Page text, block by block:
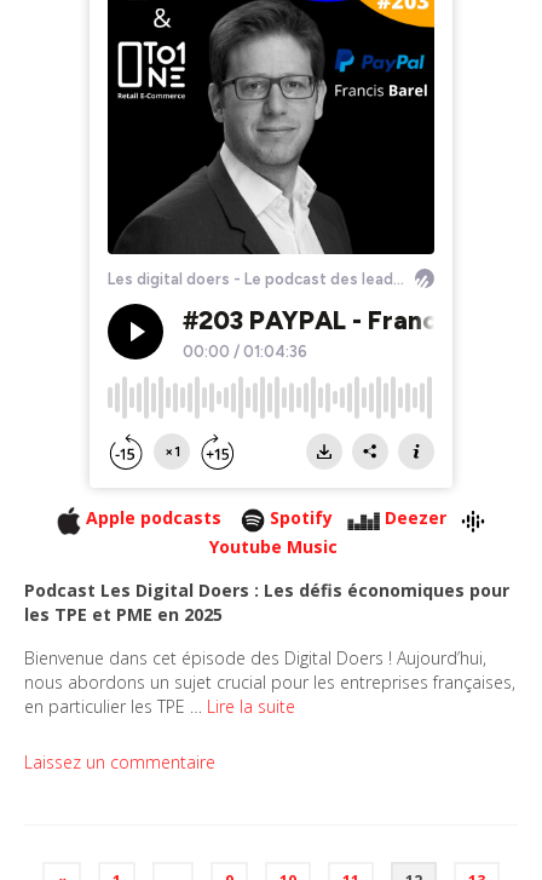
Apple podcasts Spotify
Deezer
Youtube Music
Podcast Les Digital Doers : Les défis économiques pour
les TPE et PME en 2025
Bienvenue dans cet épisode des Digital Doers ! Aujourd’hui,
nous abordons un sujet crucial pour les entreprises françaises,
en particulier les TPE … Lire la suite
Laissez un commentaire
Pagination